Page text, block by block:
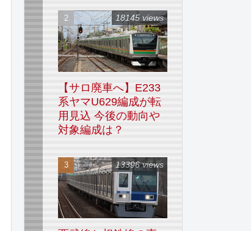
【サロ廃車へ】E233
系ヤマU629編成が転
用見込 今後の動向や
対象編成は？
18145 views
13396 views